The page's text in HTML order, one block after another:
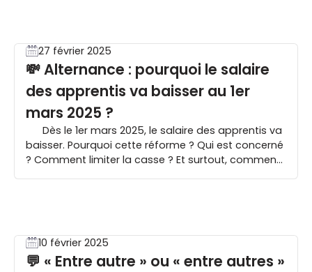
27 février 2025
💸 Alternance : pourquoi le salaire
des apprentis va baisser au 1er
mars 2025 ?
Dès le 1er mars 2025, le salaire des apprentis va
baisser. Pourquoi cette réforme ? Qui est concerné
? Comment limiter la casse ? Et surtout, comment
10 février 2025
💬 « Entre autre » ou « entre autres »